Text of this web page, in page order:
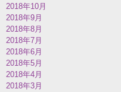
2018年10月
2018年9月
2018年8月
2018年7月
2018年6月
2018年5月
2018年4月
2018年3月